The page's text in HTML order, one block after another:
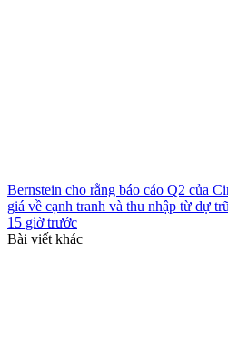
Bernstein cho rằng báo cáo Q2 của
giá về cạnh tranh và thu nhập từ dự
15 giờ trước
Bài viết khác